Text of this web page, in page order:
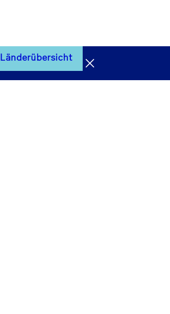
Länderübersicht